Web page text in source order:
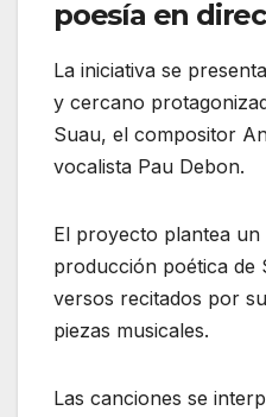
poesía en
La iniciativa se
y cercano
Suau, el compositor
vocalista Pau Debon.
El proyecto plantea
producción poética de
versos recitados por
piezas musicales.
Las canciones se